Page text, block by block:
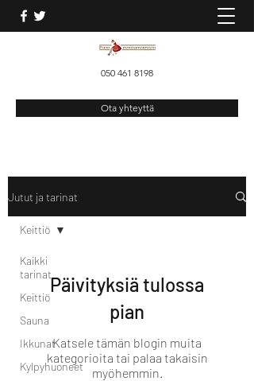
050 461 8198
Ota yhteyttä
Jutut ja tarinat
Kaikki
tarinat
Keittiö
Sauna
Ikkunat
Kylpyhuoneet
Keittiö
Päivityksiä tulossa
pian
Katsele tämän blogin muita
kategorioita tai palaa takaisin
myöhemmin.